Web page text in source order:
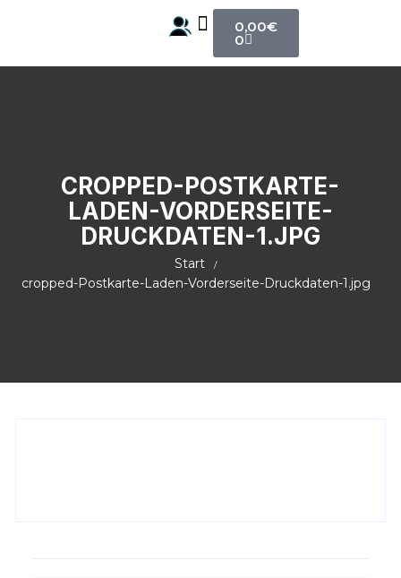
0,00€
0
CROPPED-POSTKARTE-
LADEN-VORDERSEITE-
DRUCKDATEN-1.JPG
Start
cropped-Postkarte-Laden-Vorderseite-Druckdaten-1.jpg